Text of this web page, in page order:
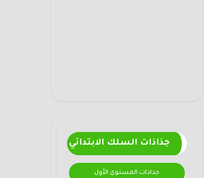
جذاذات السلك الابتدائي
جذاذات المستوى الأول